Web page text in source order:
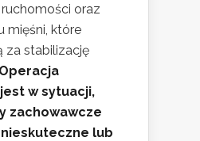
oraz
mięśni, które
za stabilizację
Operacja
w sytuacji,
zachowawcze
nieskuteczne lub